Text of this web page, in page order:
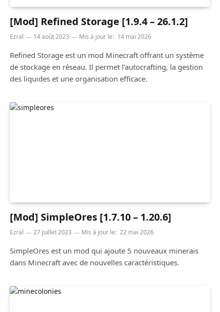
[Mod] Refined Storage [1.9.4 – 26.1.2]
Ezral 14 août 2023 Mis à jour le: 14 mai 2026
Refined Storage est un mod Minecraft offrant un système
de stockage en réseau. Il permet l’autocrafting, la gestion
des liquides et une organisation efficace.
[Mod] SimpleOres [1.7.10 – 1.20.6]
Ezral 27 juillet 2023 Mis à jour le: 22 mai 2026
SimpleOres est un mod qui ajoute 5 nouveaux minerais
dans Minecraft avec de nouvelles caractéristiques.